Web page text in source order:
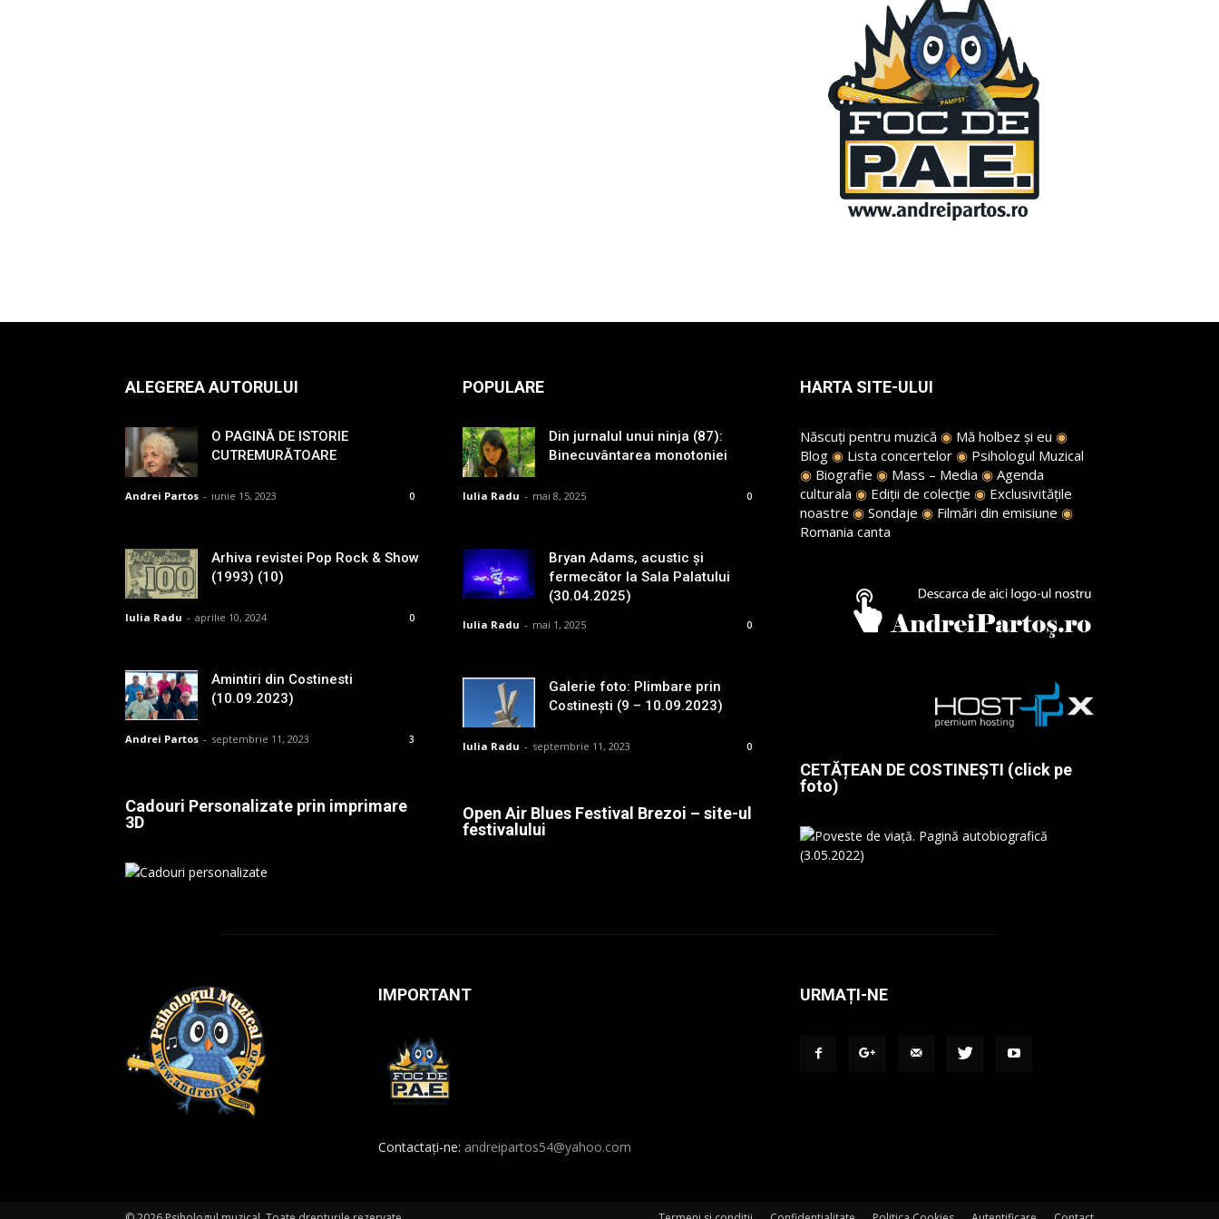
ALEGEREA AUTORULUI
O PAGINĂ DE ISTORIE
CUTREMURĂTOARE
Andrei Partos - iunie 15, 2023 0
Arhiva revistei Pop Rock & Show
(1993) (10)
Iulia Radu - aprilie 10, 2024 0
Amintiri din Costinesti
(10.09.2023)
Andrei Partos - septembrie 11, 2023 3
Cadouri Personalizate prin imprimare
3D
POPULARE
Din jurnalul unui ninja (87):
Binecuvântarea monotoniei
Iulia Radu - mai 8, 2025 0
Bryan Adams, acustic și
fermecător la Sala Palatului
(30.04.2025)
Iulia Radu - mai 1, 2025 0
Galerie foto: Plimbare prin
Costinești (9 – 10.09.2023)
Iulia Radu - septembrie 11, 2023 0
Open Air Blues Festival Brezoi – site-ul
festivalului
HARTA SITE-ULUI
Născuți pentru muzică ◉ Mă holbez și eu ◉
Blog ◉ Lista concertelor ◉ Psihologul Muzical
◉ Biografie ◉ Mass – Media ◉ Agenda
culturala ◉ Ediții de colecție ◉ Exclusivitățile
noastre ◉ Sondaje ◉ Filmări din emisiune ◉
Romania canta
CETĂȚEAN DE COSTINEȘTI (click pe
foto)
IMPORTANT
Contactați-ne: andreipartos54@yahoo.com
URMAȚI-NE